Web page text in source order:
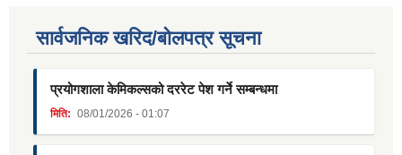
सार्वजनिक खरिद/बोलपत्र सूचना
प्रयोगशाला केमिकल्सको दररेट पेश गर्ने सम्बन्धमा
मिति: 08/01/2026 - 01:07